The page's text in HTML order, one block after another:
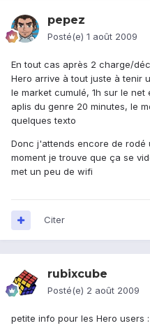
pepez
Posté(e) 1 août 2009
En tout cas après 2 charge/
Hero arrive à tout juste à tenir
le market cumulé, 1h sur le
aplis du genre 20 minutes, le
quelques texto
Donc j'attends encore de rodé
moment je trouve que ça se
met un peu de wifi
Citer
rubixcube
Posté(e) 2 août 2009
petite info pour les Hero users :